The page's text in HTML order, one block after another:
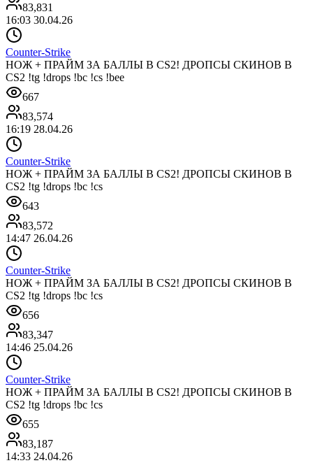
83,831
16:03 30.04.26
Counter-Strike
НОЖ + ПРАЙМ ЗА БАЛЛЫ В CS2! ДРОПСЫ СКИНОВ В
CS2 !tg !drops !bc !cs !bee
667
83,574
16:19 28.04.26
Counter-Strike
НОЖ + ПРАЙМ ЗА БАЛЛЫ В CS2! ДРОПСЫ СКИНОВ В
CS2 !tg !drops !bc !cs
643
83,572
14:47 26.04.26
Counter-Strike
НОЖ + ПРАЙМ ЗА БАЛЛЫ В CS2! ДРОПСЫ СКИНОВ В
CS2 !tg !drops !bc !cs
656
83,347
14:46 25.04.26
Counter-Strike
НОЖ + ПРАЙМ ЗА БАЛЛЫ В CS2! ДРОПСЫ СКИНОВ В
CS2 !tg !drops !bc !cs
655
83,187
14:33 24.04.26